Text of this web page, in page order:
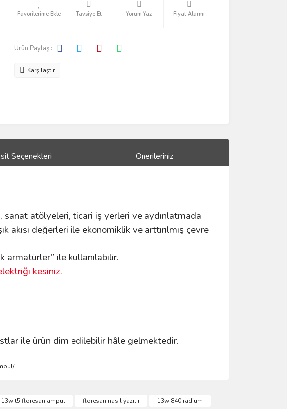
Tavsiye Et Yorum Yaz Fiyat Alarmı
Ürün Paylaş :
Karşılaştır
Seçenekleri Önerileriniz
sanat atölyeleri, ticari iş yerleri ve aydınlatmada
değerleri ile ekonomiklik ve arttırılmış çevre
armatürler” ile kullanılabilir.
kesiniz.
ile ürün dim edilebilir hâle gelmektedir.
13w t5 floresan ampul floresan nasıl yazılır
13w 840 radium